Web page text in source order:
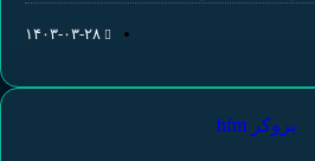
۱۴۰۳-۰۳-۲۸